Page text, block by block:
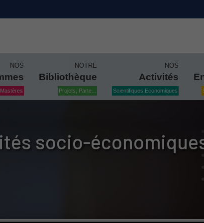
NOS NOTRE
Bibliothèque
Projets, Parte...
NOS
Activités
Scientifiques,Economiques
socio-